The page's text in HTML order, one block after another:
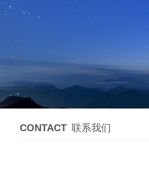
CONTACT 联系我们